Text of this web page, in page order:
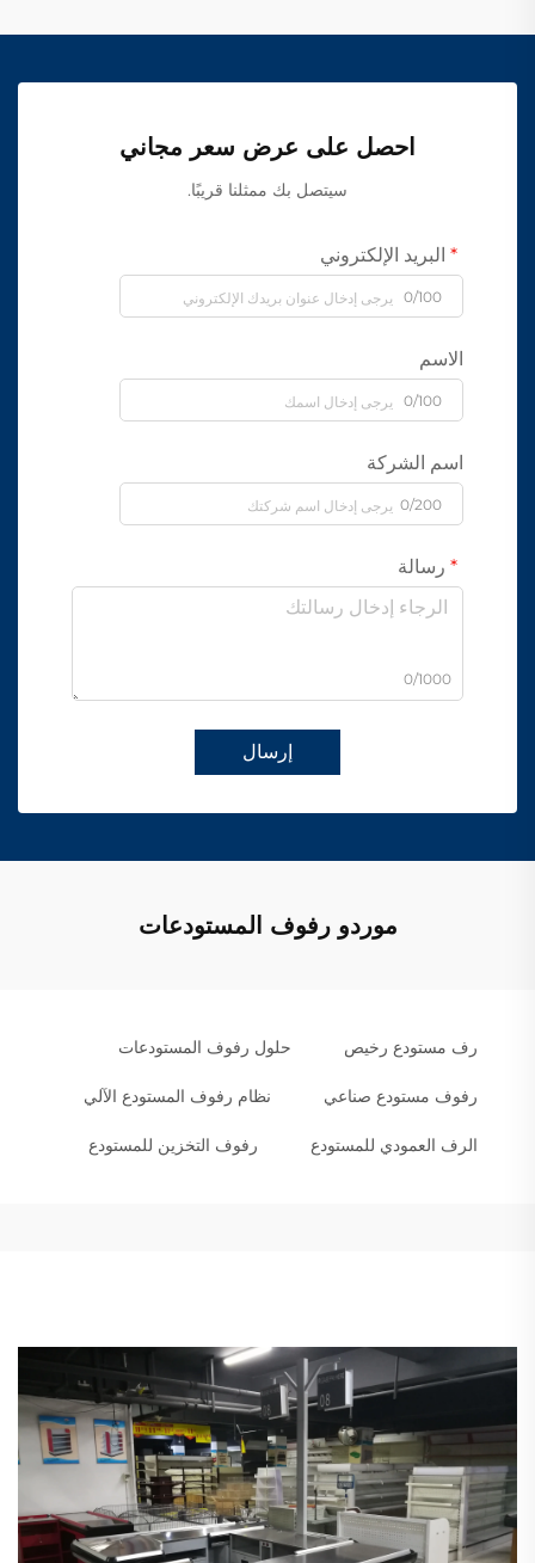
احصل على عرض سعر مجاني
سيتصل بك ممثلنا قريبًا.
البريد الإلكتروني
0/100
الاسم
0/100
اسم الشركة
0/200
رسالة
0/1000
إرسال
موردو رفوف المستودعات
رف مستودع رخيص حلول رفوف المستودعات
رفوف مستودع صناعي نظام رفوف المستودع الآلي
الرف العمودي للمستودع رفوف التخزين للمستودع